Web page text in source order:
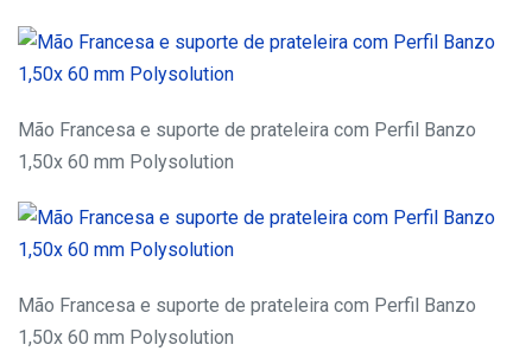
Mão Francesa e suporte de prateleira com Perfil Banzo
1,50x 60 mm Polysolution
Mão Francesa e suporte de prateleira com Perfil Banzo
1,50x 60 mm Polysolution